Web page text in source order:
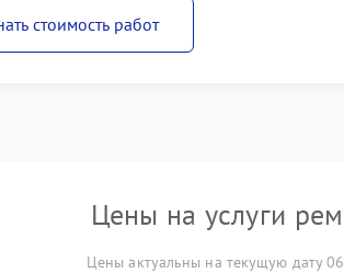
стоимость работ
Цены на услуги
Цены актуальны на текущую дату